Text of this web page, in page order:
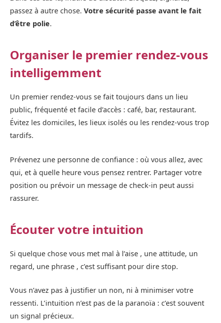
passez à autre chose. Votre sécurité passe avant le fait
d’être polie.
Organiser le premier rendez-vous
intelligemment
Un premier rendez-vous se fait toujours dans un lieu
public, fréquenté et facile d’accès : café, bar, restaurant.
Évitez les domiciles, les lieux isolés ou les rendez-vous trop
tardifs.
Prévenez une personne de confiance : où vous allez, avec
qui, et à quelle heure vous pensez rentrer. Partager votre
position ou prévoir un message de check-in peut aussi
rassurer.
Écouter votre intuition
Si quelque chose vous met mal à l’aise , une attitude, un
regard, une phrase , c’est suffisant pour dire stop.
Vous n’avez pas à justifier un non, ni à minimiser votre
ressenti. L’intuition n’est pas de la paranoïa : c’est souvent
un signal précieux.